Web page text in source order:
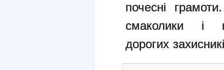
почесні
смаколики і
дорогих